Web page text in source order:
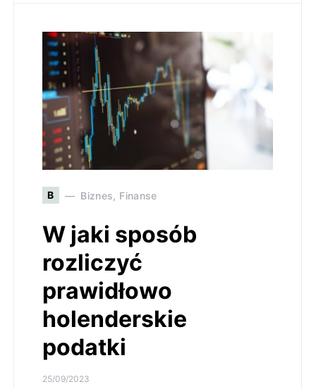
B Biznes, Finanse
W jaki sposób
rozliczyć
prawidłowo
holenderskie
podatki
25/09/2023